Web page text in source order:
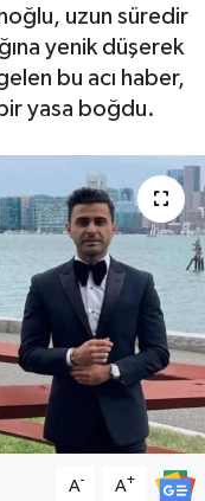
uzun süredir
yenik düşerek
bu acı haber,
yasa boğdu.
A- A+